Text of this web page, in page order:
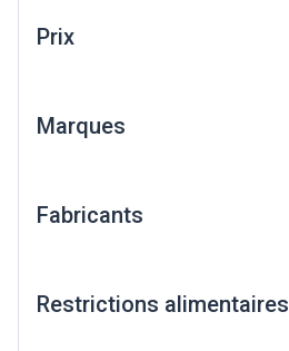
Prix
Marques
Fabricants
Restrictions alimentaires